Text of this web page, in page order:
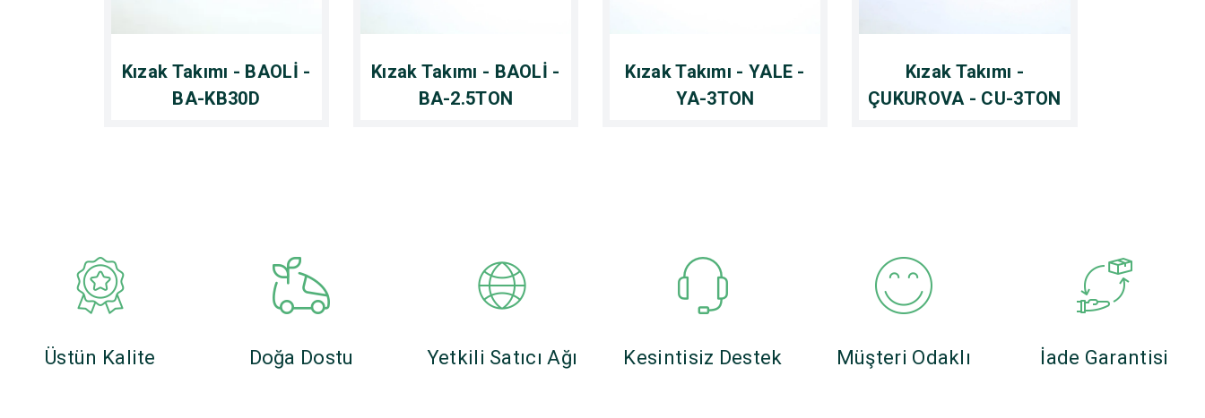
Kızak Takımı - BAOLİ -
BA-KB30D
Kızak Takımı - BAOLİ -
BA-2.5TON
Kızak Takımı - YALE -
YA-3TON
Kızak Takımı -
ÇUKUROVA - CU-3TON
Üstün Kalite Doğa Dostu Yetkili Satıcı Ağı Kesintisiz Destek Müşteri Odaklı İade Garantisi